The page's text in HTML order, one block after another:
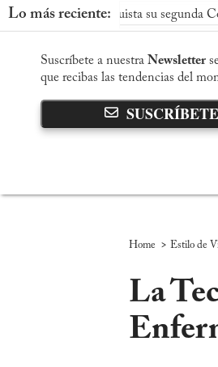
Lo más reciente:
conquista su segunda Copa del
Suscríbete a nuestra Newsletter
que recibas las tendencias del
SUSCRÍBETE
Home > Estilo de
La